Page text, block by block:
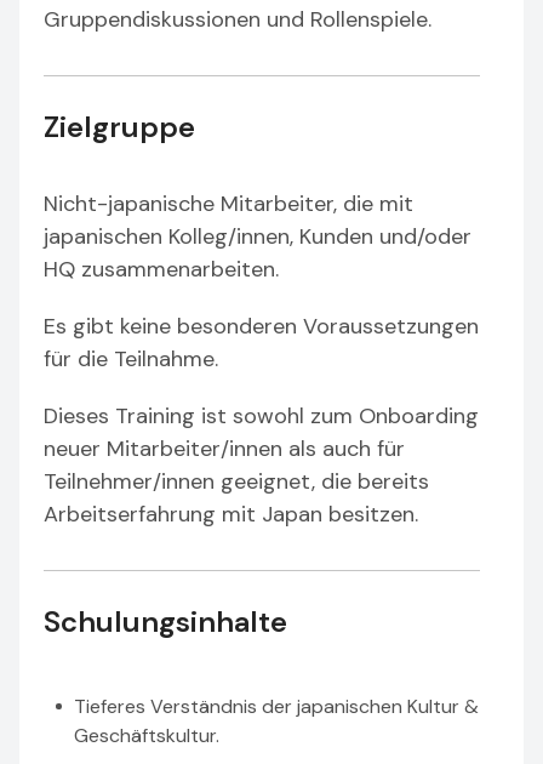
Gruppendiskussionen und Rollenspiele.
Zielgruppe
Nicht-japanische Mitarbeiter, die mit
japanischen Kolleg/innen, Kunden und/oder
HQ zusammenarbeiten.
Es gibt keine besonderen Voraussetzungen
für die Teilnahme.
Dieses Training ist sowohl zum Onboarding
neuer Mitarbeiter/innen als auch für
Teilnehmer/innen geeignet, die bereits
Arbeitserfahrung mit Japan besitzen.
Schulungsinhalte
Tieferes Verständnis der japanischen Kultur &
Geschäftskultur.